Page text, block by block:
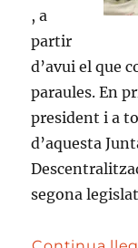
, a
partir
d’avui el que
paraules. En
president i a
d’aquesta
segona